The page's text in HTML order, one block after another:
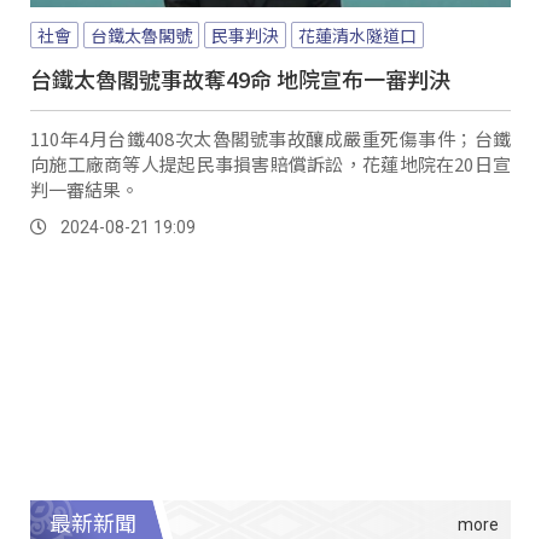
社會 台鐵太魯閣號 民事判決 花蓮清水隧道口
台鐵太魯閣號事故奪49命 地院宣布一審判決
110年4月台鐵408次太魯閣號事故釀成嚴重死傷事件；台鐵
向施工廠商等人提起民事損害賠償訴訟，花蓮地院在20日宣
判一審結果。
2024-08-21 19:09
最新新聞